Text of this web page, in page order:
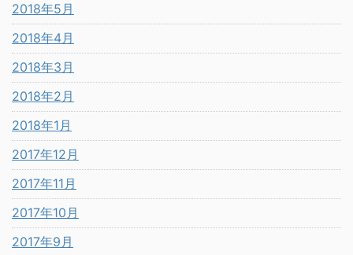
2018年5月
2018年4月
2018年3月
2018年2月
2018年1月
2017年12月
2017年11月
2017年10月
2017年9月